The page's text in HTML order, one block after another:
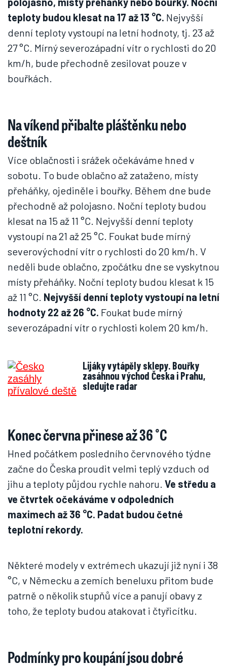
teploty budou klesat na 17 až 13 °C. Nejvyšší
denní teploty vystoupí na letní hodnoty, tj. 23 až
27 °C. Mírný severozápadní vítr o rychlosti do 20
km/h, bude přechodně zesilovat pouze v
bouřkách.
Na víkend přibalte pláštěnku nebo
deštník
Více oblačnosti i srážek očekáváme hned v
sobotu. To bude oblačno až zataženo, místy
přeháňky, ojediněle i bouřky. Během dne bude
přechodně až polojasno. Noční teploty budou
klesat na 15 až 11 °C. Nejvyšší denní teploty
vystoupí na 21 až 25 °C. Foukat bude mírný
severovýchodní vítr o rychlosti do 20 km/h. V
neděli bude oblačno, zpočátku dne se vyskytnou
místy přeháňky. Noční teploty budou klesat k 15
až 11 °C. Nejvyšší denní teploty vystoupí na letní
hodnoty 22 až 26 °C. Foukat bude mírný
severozápadní vítr o rychlosti kolem 20 km/h.
Lijáky vytápěly sklepy. Bouřky
zasáhnou východ Česka i Prahu,
sledujte radar
Konec června přinese až 36 °C
Hned počátkem posledního červnového týdne
začne do Česka proudit velmi teplý vzduch od
jihu a teploty půjdou rychle nahoru. Ve středu a
ve čtvrtek očekáváme v odpoledních
maximech až 36 °C. Padat budou četné
teplotní rekordy.
Některé modely v extrémech ukazují již nyní i 38
°C, v Německu a zemích beneluxu přitom bude
patrně o několik stupňů více a panují obavy z
toho, že teploty budou atakovat i čtyřicítku.
Podmínky pro koupání jsou dobré